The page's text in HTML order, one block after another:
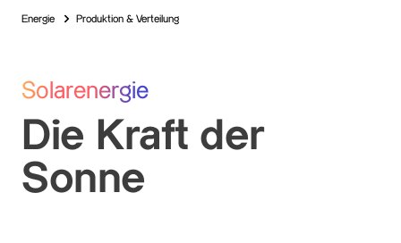
Energie Produktion & Verteilung
Solarenergie
Die Kraft der
Sonne